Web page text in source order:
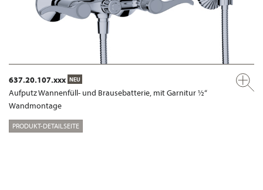
637.20.107.xxx NEU
Aufputz Wannenfüll- und Brausebatterie, mit Garnitur ½“
Wandmontage
PRODUKT-DETAILSEITE